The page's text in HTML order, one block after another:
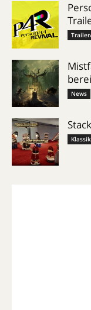
News
Klassik